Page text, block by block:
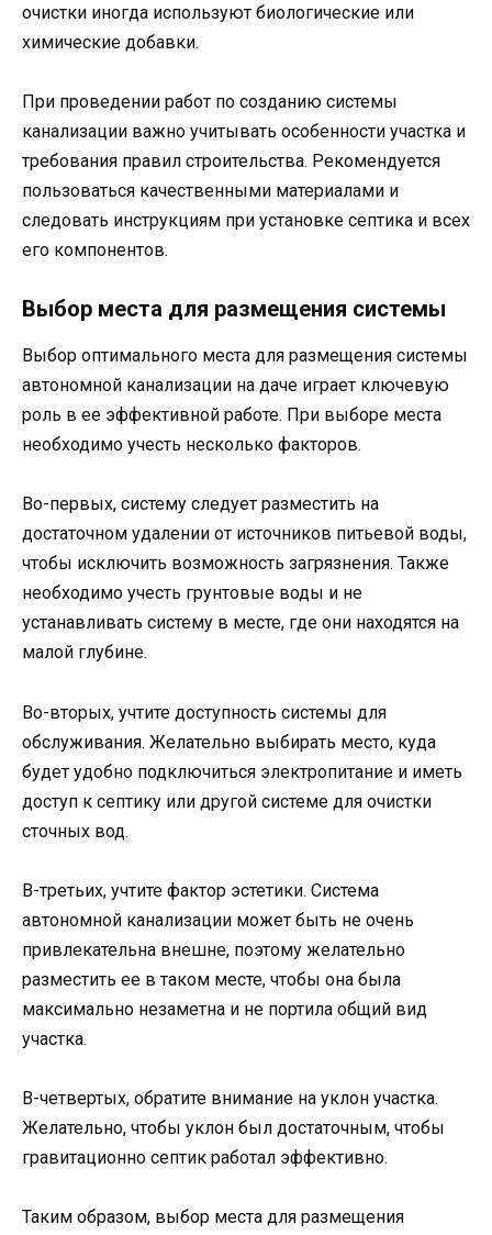
очистки иногда используют биологические или
химические добавки.
При проведении работ по созданию системы
канализации важно учитывать особенности участка и
требования правил строительства. Рекомендуется
пользоваться качественными материалами и
следовать инструкциям при установке септика и всех
его компонентов.
Выбор места для размещения системы
Выбор оптимального места для размещения системы
автономной канализации на даче играет ключевую
роль в ее эффективной работе. При выборе места
необходимо учесть несколько факторов.
Во-первых, систему следует разместить на
достаточном удалении от источников питьевой воды,
чтобы исключить возможность загрязнения. Также
необходимо учесть грунтовые воды и не
устанавливать систему в месте, где они находятся на
малой глубине.
Во-вторых, учтите доступность системы для
обслуживания. Желательно выбирать место, куда
будет удобно подключиться электропитание и иметь
доступ к септику или другой системе для очистки
сточных вод.
В-третьих, учтите фактор эстетики. Система
автономной канализации может быть не очень
привлекательна внешне, поэтому желательно
разместить ее в таком месте, чтобы она была
максимально незаметна и не портила общий вид
участка.
В-четвертых, обратите внимание на уклон участка.
Желательно, чтобы уклон был достаточным, чтобы
гравитационно септик работал эффективно.
Таким образом, выбор места для размещения